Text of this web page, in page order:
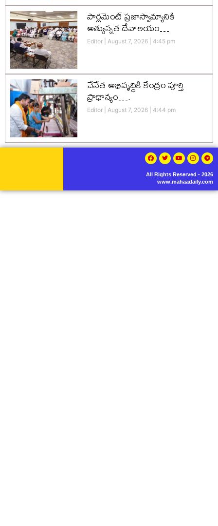
పార్లమెంట్ ప్రజాస్వామ్యానికి
అత్యున్నత దేవాలయం…
Editor August 7, 2026 4:45 pm
చేనేత అభివృద్ధికి కేంద్రం పూర్తి
ప్రాధాన్యం….
Editor August 7, 2026 4:44 pm
All Rights Reserved - 2026
www.mahaadaily.com